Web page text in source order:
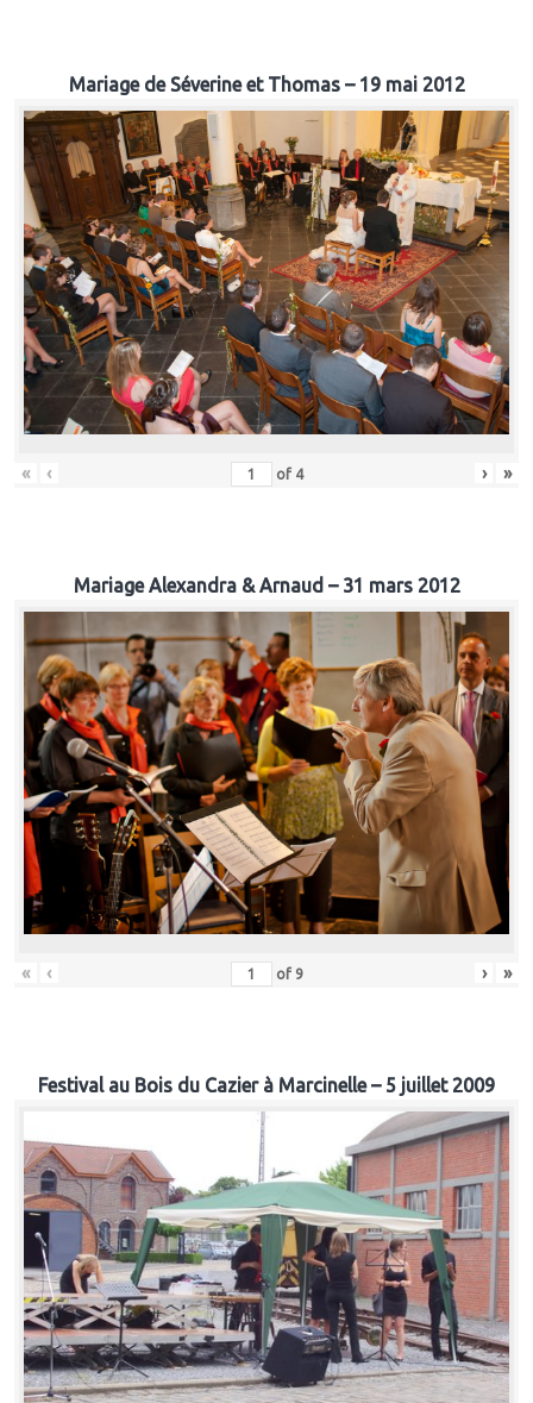
Mariage de Séverine et Thomas – 19 mai 2012
« ‹ of 4 › »
Mariage Alexandra & Arnaud – 31 mars 2012
« ‹ of 9 › »
Festival au Bois du Cazier à Marcinelle – 5 juillet 2009